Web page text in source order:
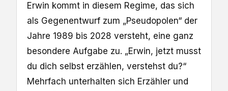
Erwin kommt in diesem Regime, das sich
als Gegenentwurf zum „Pseudopolen“ der
Jahre 1989 bis 2028 versteht, eine ganz
besondere Aufgabe zu. „Erwin, jetzt musst
du dich selbst erzählen, verstehst du?“
Mehrfach unterhalten sich Erzähler und